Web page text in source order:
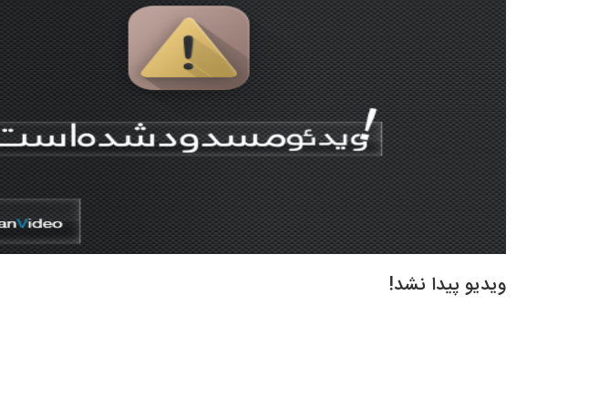
ویدیو پیدا نشد!